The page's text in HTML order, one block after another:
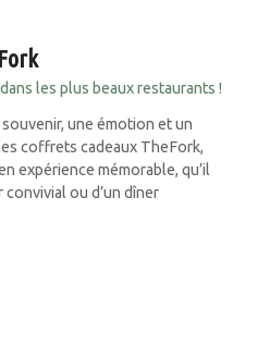
les plus beaux restaurants !
une émotion et un
coffrets cadeaux TheFork,
expérience mémorable, qu’il
convivial ou d’un dîner